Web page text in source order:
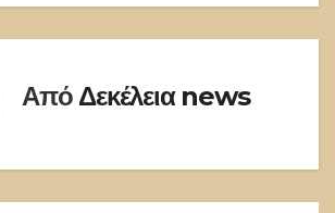
Από Δεκέλεια news